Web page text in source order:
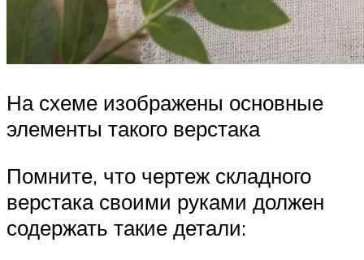
На схеме изображены основные
элементы такого верстака
Помните, что чертеж складного
верстака своими руками должен
содержать такие детали: